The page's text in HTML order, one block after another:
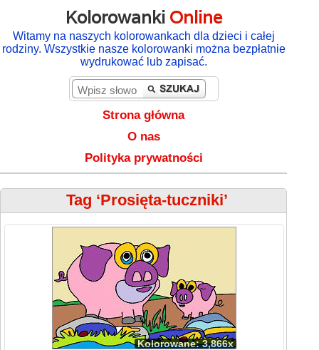
Kolorowanki Online
Witamy na naszych kolorowankach dla dzieci i całej
rodziny. Wszystkie nasze kolorowanki można bezpłatnie
wydrukować lub zapisać.
Strona główna
O nas
Polityka prywatności
Tag ‘Prosięta-tuczniki’
Kolorowane: 3,866x